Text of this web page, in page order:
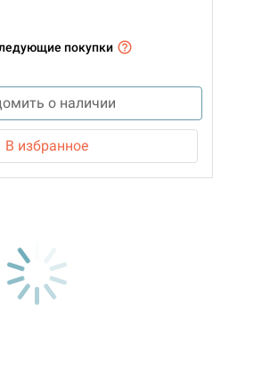
покупки
о наличии
В избранное